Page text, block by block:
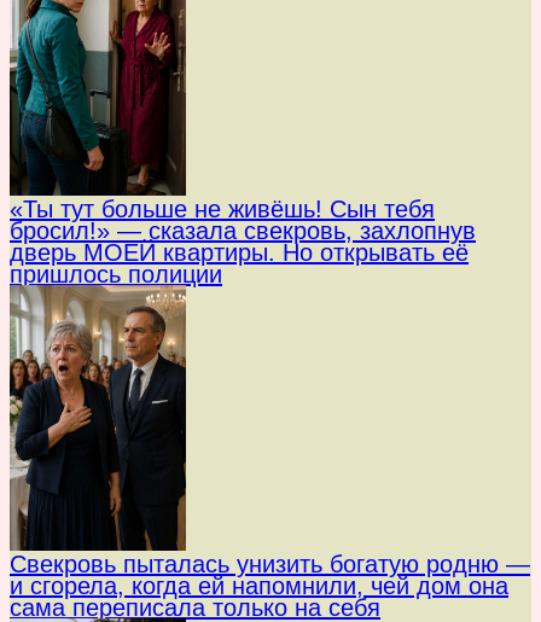
«Ты тут больше не живёшь! Сын тебя
бросил!» — сказала свекровь, захлопнув
дверь МОЕЙ квартиры. Но открывать её
пришлось полиции
Свекровь пыталась унизить богатую родню —
и сгорела, когда ей напомнили, чей дом она
сама переписала только на себя